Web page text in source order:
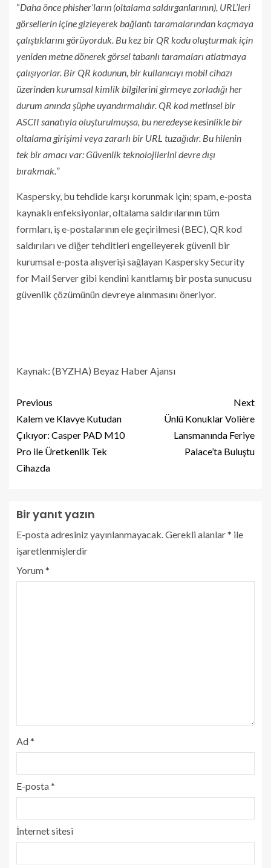
“Daha önce phisher’ların (oltalama saldırganlarının), URL’leri
görsellerin içine gizleyerek bağlantı taramalarından kaçmaya
çalıştıklarını görüyorduk. Bu kez bir QR kodu oluşturmak için
yeniden metne dönerek görsel tabanlı taramaları atlatmaya
çalışıyorlar. Bir QR kodunun, bir kullanıcıyı mobil cihazı
üzerinden kurumsal kimlik bilgilerini girmeye zorladığı her
durum anında şüphe uyandırmalıdır. QR kod metinsel bir
ASCII sanatıyla oluşturulmuşsa, bu neredeyse kesinlikle bir
oltalama girişimi veya zararlı bir URL tuzağıdır. Bu hilenin
tek bir amacı var: Güvenlik teknolojilerini devre dışı
bırakmak. ”
Kaspersky, bu tehdide karşı korunmak için; spam, e-posta
kaynaklı enfeksiyonlar, oltalama saldırılarının tüm
formları, iş e-postalarının ele geçirilmesi (BEC), QR kod
saldırıları ve diğer tehditleri engelleyerek güvenli bir
kurumsal e-posta alışverişi sağlayan Kaspersky Security
for Mail Server gibi kendini kanıtlamış bir posta sunucusu
güvenlik çözümünün devreye alınmasını öneriyor.
Kaynak: (BYZHA) Beyaz Haber Ajansı
Previous
Kalem ve Klavye Kutudan
Çıkıyor: Casper PAD M10
Pro ile Üretkenlik Tek
Cihazda
Next
Ünlü Konuklar Volière
Lansmanında Feriye
Palace’ta Buluştu
Bir yanıt yazın
E-posta adresiniz yayınlanmayacak. Gerekli alanlar* ile
işaretlenmişlerdir
Yorum*
Ad*
E-posta*
İnternet sitesi